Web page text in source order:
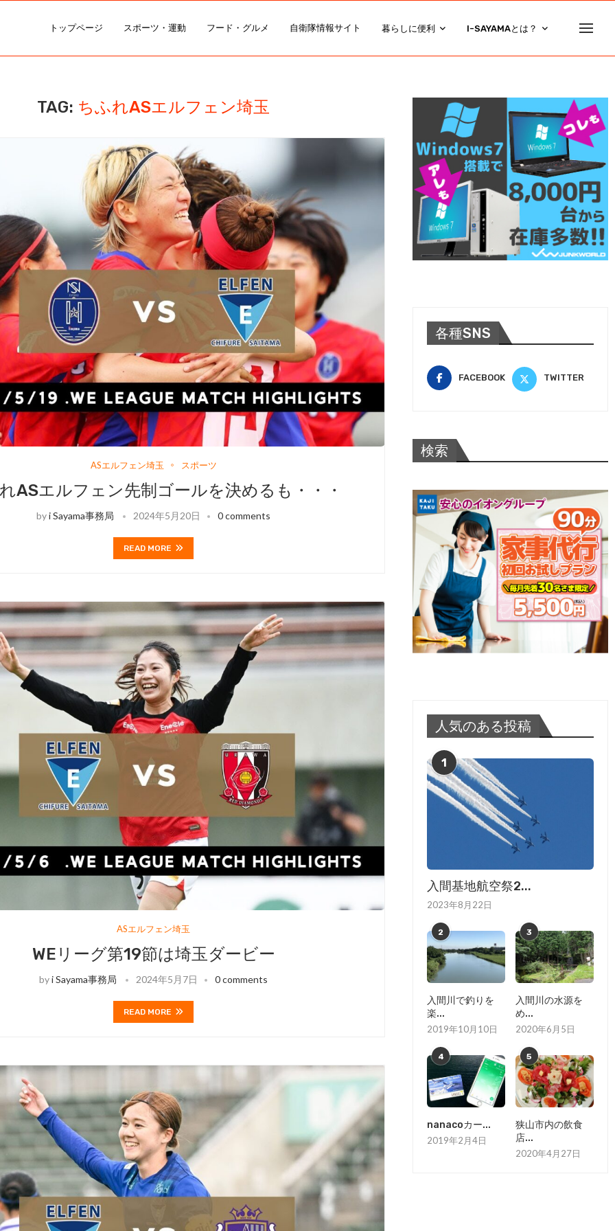
トップページ スポーツ・運動 フード・グルメ 自衛隊情報サイト 暮らしに便利 I-SAYAMAとは？
TAG: ちふれASエルフェン埼玉
ASエルフェン埼玉 スポーツ
ASエルフェン先制ゴールを決めるも・・・
byi Sayama事務局 2024年5月20日 0 comments
READ MORE
ASエルフェン埼玉
WEリーグ第19節は埼玉ダービー
byi Sayama事務局 2024年5月7日 0 comments
READ MORE
各種SNS
FACEBOOK TWITTER
検索
人気のある投稿
1
入間基地航空祭2...
2023年8月22日
2
入間川で釣りを
楽...
2019年10月10日
3
入間川の水源を
め...
2020年6月5日
4
nanacoカー...
2019年2月4日
5
狭山市内の飲食
店...
2020年4月27日